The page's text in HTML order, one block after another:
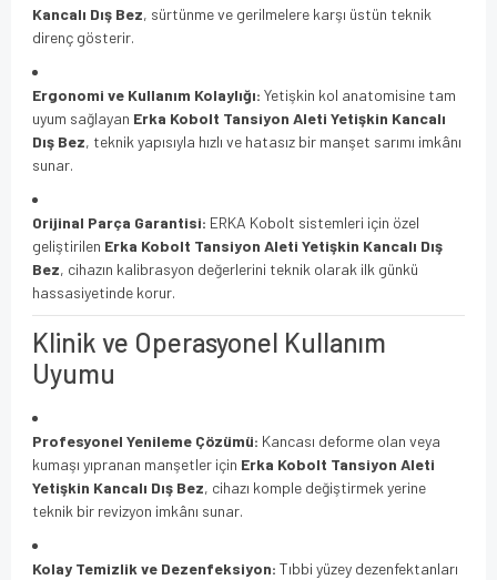
Kancalı Dış Bez, sürtünme ve gerilmelere karşı üstün teknik
direnç gösterir.
Ergonomi ve Kullanım Kolaylığı: Yetişkin kol anatomisine tam
uyum sağlayan Erka Kobolt Tansiyon Aleti Yetişkin Kancalı
Dış Bez, teknik yapısıyla hızlı ve hatasız bir manşet sarımı imkânı
sunar.
Orijinal Parça Garantisi: ERKA Kobolt sistemleri için özel
geliştirilen Erka Kobolt Tansiyon Aleti Yetişkin Kancalı Dış
Bez, cihazın kalibrasyon değerlerini teknik olarak ilk günkü
hassasiyetinde korur.
Klinik ve Operasyonel Kullanım
Uyumu
Profesyonel Yenileme Çözümü: Kancası deforme olan veya
kumaşı yıpranan manşetler için Erka Kobolt Tansiyon Aleti
Yetişkin Kancalı Dış Bez, cihazı komple değiştirmek yerine
teknik bir revizyon imkânı sunar.
Kolay Temizlik ve Dezenfeksiyon: Tıbbi yüzey dezenfektanları